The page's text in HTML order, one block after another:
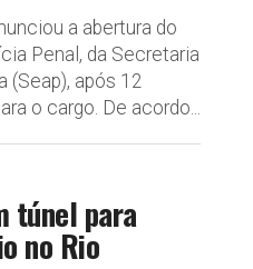
a abertura do
Penal, da Secretaria
(Seap), após 12
o cargo. De acordo...
túnel para
no Rio